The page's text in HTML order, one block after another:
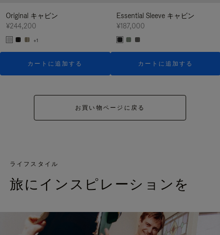
Original キャビン
¥244,200
+1
カートに追加する
Essential Sleeve キャビン
¥187,000
カートに追加する
お買い物ページに戻る
ライフスタイル
旅にインスピレーションを